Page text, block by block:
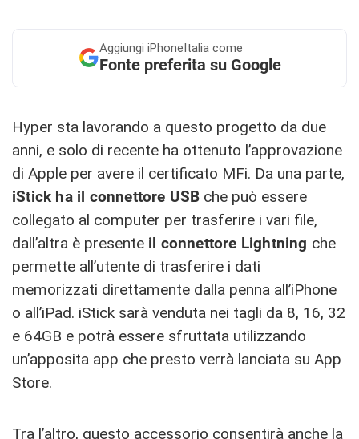
Aggiungi iPhoneItalia come
Fonte preferita su Google
Hyper sta lavorando a questo progetto da due
anni, e solo di recente ha ottenuto l’approvazione
di Apple per avere il certificato MFi. Da una parte,
iStick ha il connettore USB che può essere
collegato al computer per trasferire i vari file,
dall’altra è presente il connettore Lightning che
permette all’utente di trasferire i dati
memorizzati direttamente dalla penna all’iPhone
o all’iPad. iStick sarà venduta nei tagli da 8, 16, 32
e 64GB e potrà essere sfruttata utilizzando
un’apposita app che presto verrà lanciata su App
Store.
Tra l’altro, questo accessorio consentirà anche la